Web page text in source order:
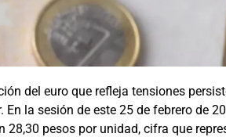
del euro que refleja tensiones
la sesión de este 25 de febrero de
pesos por unidad, cifra que